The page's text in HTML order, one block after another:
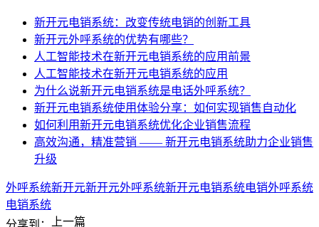
新开元电销系统：改变传统电销的创新工具
新开元外呼系统的优势有哪些？
人工智能技术在新开元电销系统的应用前景
人工智能技术在新开元电销系统的应用
为什么说新开元电销系统是电话外呼系统？
新开元电销系统使用体验分享：如何实现销售自动化
如何利用新开元电销系统优化企业销售流程
高效沟通，精准营销 —— 新开元电销系统助力企业销售
升级
外呼系统新开元新开元外呼系统新开元电销系统电销外呼系统
电销系统
上一篇